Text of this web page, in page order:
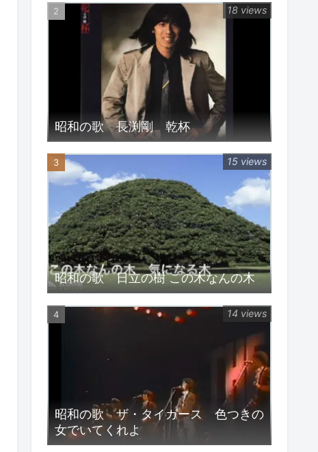
昭和の歌 長渕剛 乾杯
18 views
昭和の歌 日立の樹 この木なんの木
15 views
昭和の歌 ザ・タイガース 色つきの
女でいてくれよ
14 views